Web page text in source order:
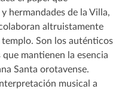
hermandades de la Villa,
altruistamente
Son los auténticos
mantienen la esencia
Santa orotavense.
musical a